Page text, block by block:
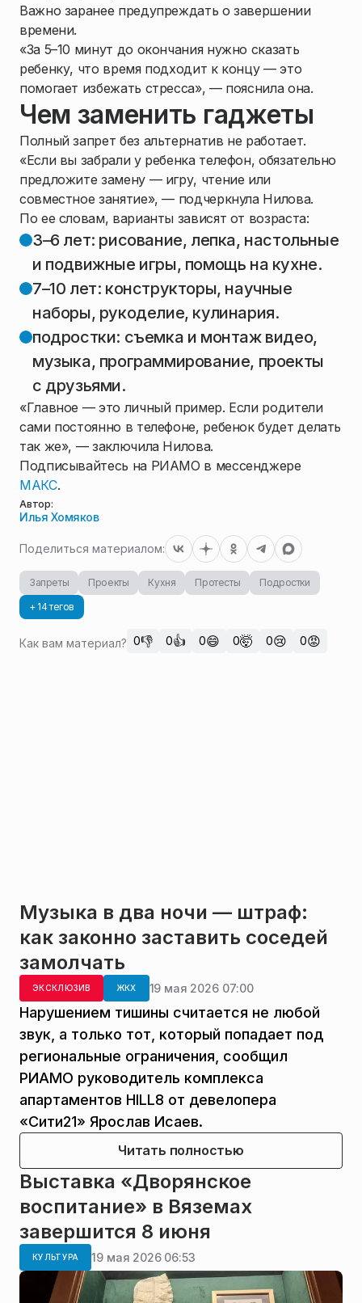
Важно заранее предупреждать о завершении
времени.
«За 5–10 минут до окончания нужно сказать
ребенку, что время подходит к концу — это
помогает избежать стресса», — пояснила она.
Чем заменить гаджеты
Полный запрет без альтернатив не работает.
«Если вы забрали у ребенка телефон, обязательно
предложите замену — игру, чтение или
совместное занятие», — подчеркнула Нилова.
По ее словам, варианты зависят от возраста:
3–6 лет: рисование, лепка, настольные
и подвижные игры, помощь на кухне.
7–10 лет: конструкторы, научные
наборы, рукоделие, кулинария.
подростки: съемка и монтаж видео,
музыка, программирование, проекты
с друзьями.
«Главное — это личный пример. Если родители
сами постоянно в телефоне, ребенок будет делать
так же», — заключила Нилова.
Подписывайтесь на РИАМО в мессенджере
МАКС.
Автор:
Илья Хомяков
Поделиться материалом:
Запреты Проекты Кухня Протесты
Подростки
+ 14 тегов
Как вам материал? 0👎 0👍 0😄 0🤯 0😢 0😡
Музыка в два ночи — штраф:
как законно заставить соседей
замолчать
ЭКСКЛЮЗИВ ЖКХ 19 мая 2026 07:00
Нарушением тишины считается не любой
звук, а только тот, который попадает под
региональные ограничения, сообщил
РИАМО руководитель комплекса
апартаментов HILL8 от девелопера
«Сити21» Ярослав Исаев.
Читать полностью
Выставка «Дворянское
воспитание» в Вяземах
завершится 8 июня
КУЛЬТУРА 19 мая 2026 06:53